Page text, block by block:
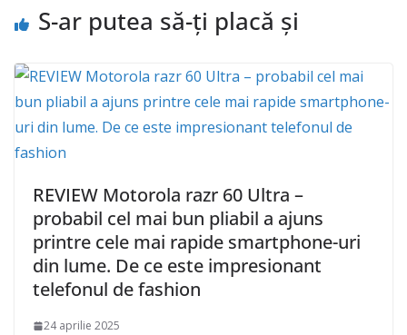
S-ar putea să-ți placă și
REVIEW Motorola razr 60 Ultra –
probabil cel mai bun pliabil a ajuns
printre cele mai rapide smartphone-uri
din lume. De ce este impresionant
telefonul de fashion
24 aprilie 2025